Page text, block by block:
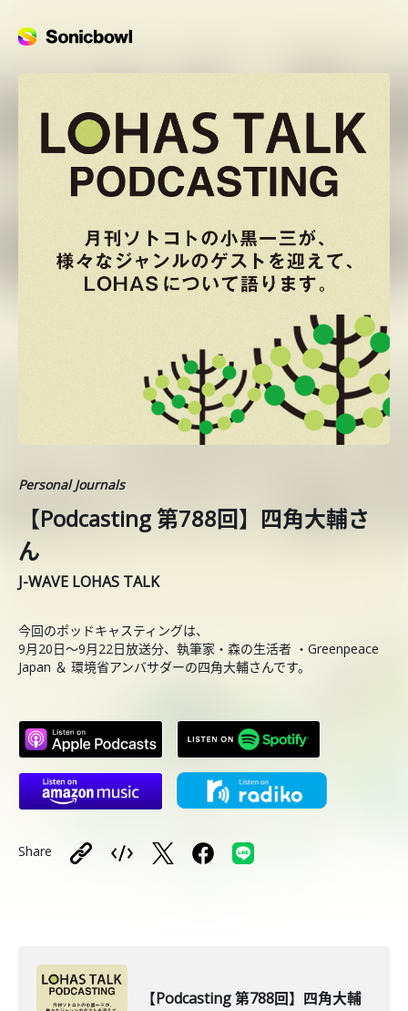
Personal Journals
【Podcasting 第788回】四角大輔さ
ん
J-WAVE LOHAS TALK
今回のポッドキャスティングは、
9月20日〜9月22日放送分、執筆家・森の生活者 ・Greenpeace
Japan ＆ 環境省アンバサダーの四角大輔さんです。
Share
【Podcasting 第788回】四角大輔